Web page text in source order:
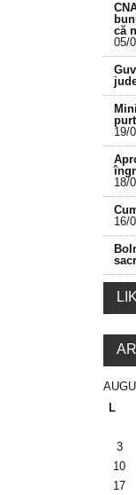
că
05/
19/
18/
16/
L
3
10
17